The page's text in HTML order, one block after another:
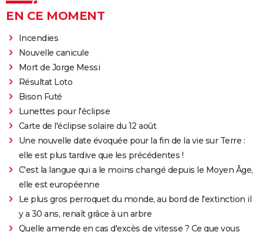
EN CE MOMENT
Incendies
Nouvelle canicule
Mort de Jorge Messi
Résultat Loto
Bison Futé
Lunettes pour l'éclipse
Carte de l'éclipse solaire du 12 août
Une nouvelle date évoquée pour la fin de la vie sur Terre :
elle est plus tardive que les précédentes !
C'est la langue qui a le moins changé depuis le Moyen Âge,
elle est européenne
Le plus gros perroquet du monde, au bord de l'extinction il
y a 30 ans, renaît grâce à un arbre
Quelle amende en cas d'excès de vitesse ? Ce que vous